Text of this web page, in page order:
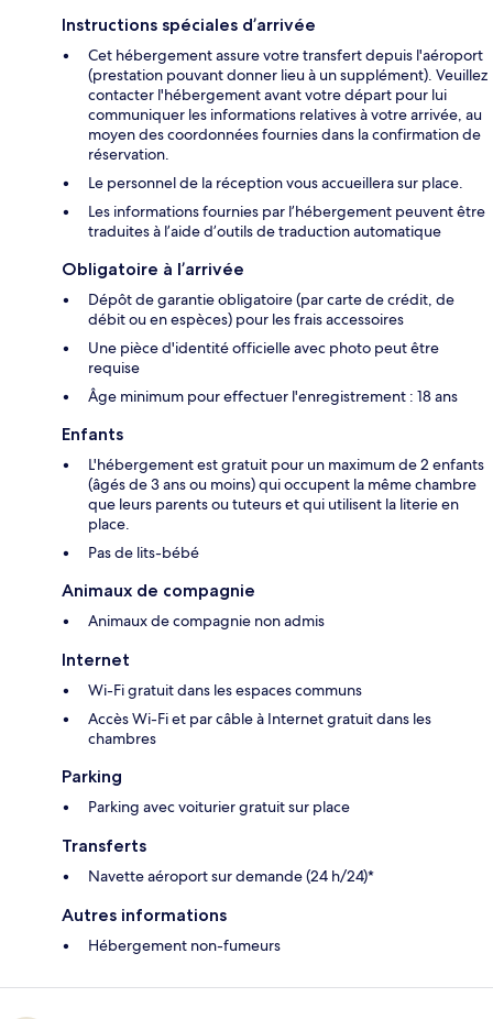
Instructions spéciales d’arrivée
Cet hébergement assure votre transfert depuis l'aéroport
(prestation pouvant donner lieu à un supplément). Veuillez
contacter l'hébergement avant votre départ pour lui
communiquer les informations relatives à votre arrivée, au
moyen des coordonnées fournies dans la confirmation de
réservation.
Le personnel de la réception vous accueillera sur place.
Les informations fournies par l’hébergement peuvent être
traduites à l’aide d’outils de traduction automatique
Obligatoire à l’arrivée
Dépôt de garantie obligatoire (par carte de crédit, de
débit ou en espèces) pour les frais accessoires
Une pièce d'identité officielle avec photo peut être
requise
Âge minimum pour effectuer l'enregistrement : 18 ans
Enfants
L'hébergement est gratuit pour un maximum de 2 enfants
(âgés de 3 ans ou moins) qui occupent la même chambre
que leurs parents ou tuteurs et qui utilisent la literie en
place.
Pas de lits-bébé
Animaux de compagnie
Animaux de compagnie non admis
Internet
Wi-Fi gratuit dans les espaces communs
Accès Wi-Fi et par câble à Internet gratuit dans les
chambres
Parking
Parking avec voiturier gratuit sur place
Transferts
Navette aéroport sur demande (24 h/24)*
Autres informations
Hébergement non-fumeurs